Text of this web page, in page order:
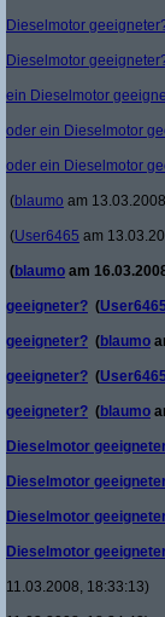
Dieselmotor
Dieselmotor
ein Dieselmotor
oder ein Dieselmotor
oder ein Dieselmotor
(blaumo am
(User6465 am
(blaumo am
geeigneter? (
geeigneter? (blaumo
geeigneter? (
geeigneter? (blaumo
Dieselmotor
Dieselmotor
Dieselmotor
Dieselmotor
11.03.2008, 18:33:13)